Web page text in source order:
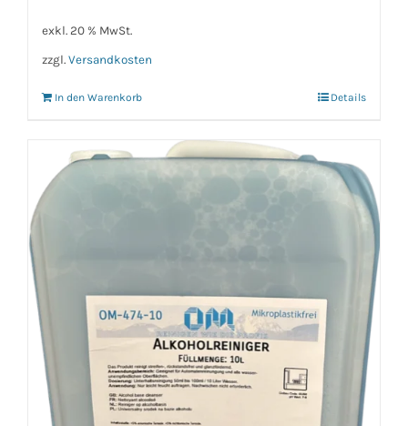
4,70 €3,00 €.
exkl. 20 % MwSt.
zzgl. Versandkosten
In den Warenkorb Details